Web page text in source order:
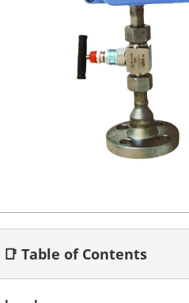
📑 Table of Contents